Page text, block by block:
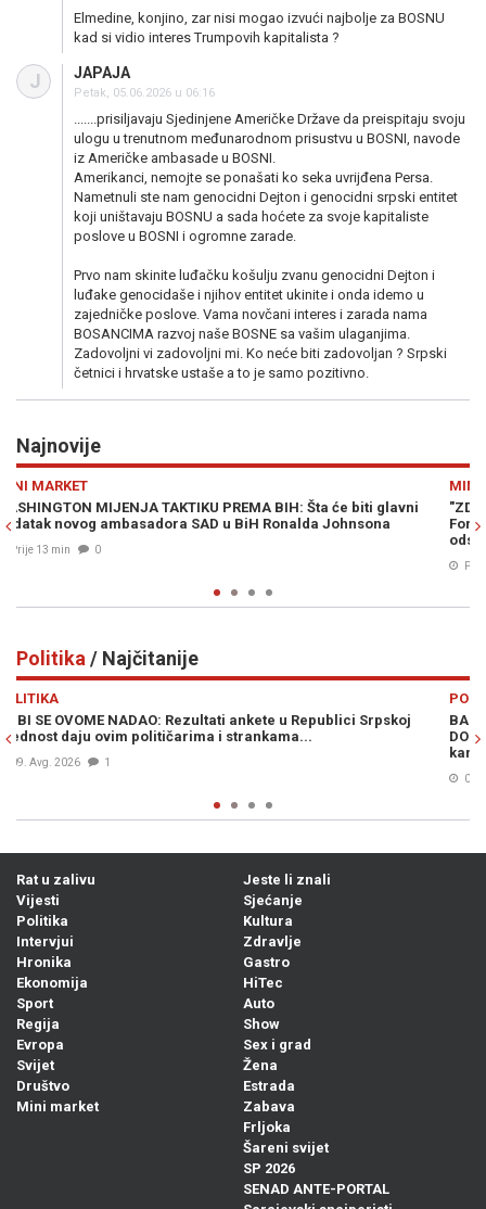
Elmedine, konjino, zar nisi mogao izvući najbolje za BOSNU
kad si vidio interes Trumpovih kapitalista ?
J JAPAJA
Petak, 05.06.2026 u 06:16
.......prisiljavaju Sjedinjene Američke Države da preispitaju svoju
ulogu u trenutnom međunarodnom prisustvu u BOSNI, navode
iz Američke ambasade u BOSNI.
Amerikanci, nemojte se ponašati ko seka uvrijđena Persa.
Nametnuli ste nam genocidni Dejton i genocidni srpski entitet
koji uništavaju BOSNU a sada hoćete za svoje kapitaliste
poslove u BOSNI i ogromne zarade.
Prvo nam skinite luđačku košulju zvanu genocidni Dejton i
luđake genocidaše i njihov entitet ukinite i onda idemo u
zajedničke poslove. Vama novčani interes i zarada nama
BOSANCIMA razvoj naše BOSNE sa vašim ulaganjima.
Zadovoljni vi zadovoljni mi. Ko neće biti zadovoljan ? Srpski
četnici i hrvatske ustaše a to je samo pozitivno.
Najnovije
MINI MARKET
"ZDRAVLJE ŽENA NIJE PRIVILEGIJA, NEGO OSNOVNO PRAVO":
Forum žena SPS pokreće inicijativu za uvođenje menstrualnog
Politika / Najčitanije
POLITIKA
BARONESA ARMINKA HELIĆ O UVOĐENJU NOVIH SANKCIJA
DODIKU: „To je trebalo odavno učiniti. Ovo je kontinuirana
Rat u zalivu
Vijesti
Politika
Intervjui
Hronika
Ekonomija
Sport
Regija
Evropa
Svijet
Društvo
Mini market
Jeste li znali
Sjećanje
Kultura
Zdravlje
Gastro
HiTec
Auto
Show
Sex i grad
Žena
Estrada
Zabava
Frljoka
Šareni svijet
SP 2026
SENAD ANTE-PORTAL